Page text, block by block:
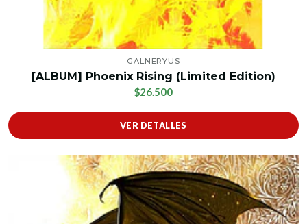
GALNERYUS
[ALBUM] Phoenix Rising (Limited Edition)
$26.500
VER DETALLES